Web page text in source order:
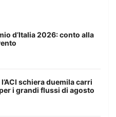
d’Italia 2026: conto alla
schiera duemila carri
i grandi flussi di agosto